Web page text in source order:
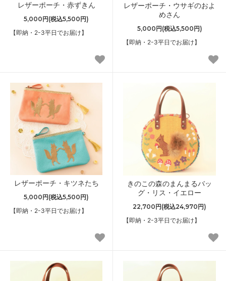
レザーポーチ・赤ずきん
5,000円(税込5,500円)
【即納・2-3平日でお届け】
レザーポーチ・ウサギのおよ
めさん
5,000円(税込5,500円)
【即納・2-3平日でお届け】
レザーポーチ・キツネたち
5,000円(税込5,500円)
【即納・2-3平日でお届け】
きのこの森のまんまるバッ
グ・リス・イエロー
22,700円(税込24,970円)
【即納・2-3平日でお届け】